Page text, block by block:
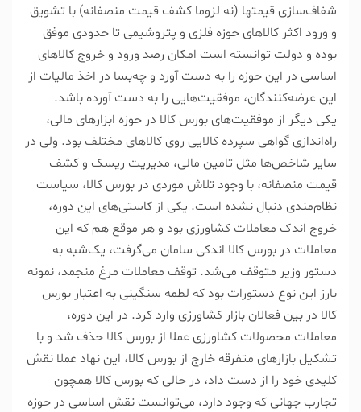
شفاف‌سازی قیمت‎ها (نه لزوما کشف قیمت منصفانه) با تشویق
و ورود اکثر کالاهای حوزه فلزی و پتروشیمی تا حدودی موفق
بوده و دولت توانسته است امکان رصد ورود و خروج کالاهای
اساسی در این حوزه را به دست آورد و چه‌بسا در اخذ مالیات از
این عرضه‌کنندگان، موفقیت‌هایی را به دست آورده باشد.
یکی دیگر از موفقیت‌های بورس کالا در حوزه ابزارهای مالی،
راه‌اندازی گواهی سپرده کالایی روی کالاهای مختلف بود. ولی در
سایر شاخص‌ها مثل تامین مالی، مدیریت ریسک و کشف
قیمت منصفانه، با وجود تلاش موردی در بورس کالا، سیاست
نظام‌مندی دنبال نشده است. یکی از کاستی‌های این دوره،
خروج اندک معاملات کشاورزی بود و هر موقع هم که این
معاملات در بورس کالا اندکی سامان می‌گرفت، یک‌‌شبه به
دستور وزیر متوقف می‌شد. توقف معاملات مرغ منجمد، نمونه
بارز این نوع دستورات بود که لطمه سنگینی به اعتبار بورس
کالا در بین فعالان بازار کشاورزی وارد کرد. در این دوره،
معاملات محصولات کشاورزی عملا از بورس کالا حذف شد و با
تشکیل بازارهای متفرقه خارج از بورس کالا، این نهاد عملا نقش
کلیدی خود را از دست داد، در حالی که بورس کالا همچون
تجارب جهانی که وجود دارد، می‌توانست نقش اساسی در حوزه